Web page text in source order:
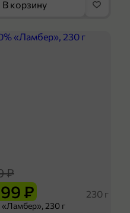
В корзину
₽
₽
230 г
230 г